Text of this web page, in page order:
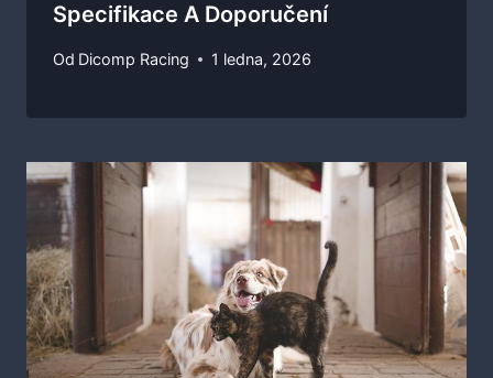
Specifikace A Doporučení
Od Dicomp Racing 1 ledna, 2026